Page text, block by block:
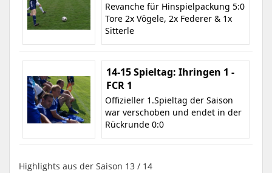
Revanche für Hinspielpackung 5:0
Tore 2x Vögele, 2x Federer & 1x
Sitterle
14-15 Spieltag: Ihringen 1 -
FCR 1
Offizieller 1.Spieltag der Saison
war verschoben und endet in der
Rückrunde 0:0
Highlights aus der Saison 13 / 14